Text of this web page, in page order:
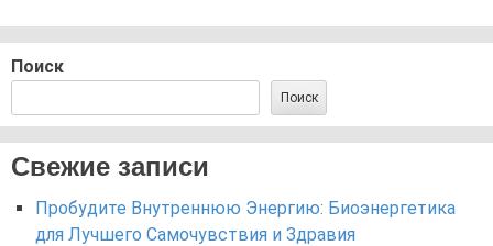
Поиск
Поиск
Свежие записи
Пробудите Внутреннюю Энергию: Биоэнергетика
для Лучшего Самочувствия и Здравия